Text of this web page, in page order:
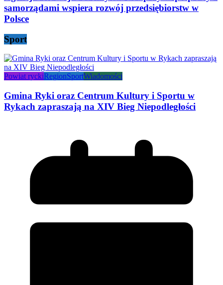
samorządami wspiera rozwój przedsiębiorstw w
Polsce
Sport
Powiat ryckiRegionSportWiadomości
Gmina Ryki oraz Centrum Kultury i Sportu w
Rykach zapraszają na XIV Bieg Niepodległości